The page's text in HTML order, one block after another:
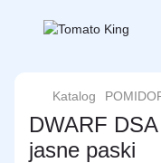
Katalog
DWARF
jasne paski